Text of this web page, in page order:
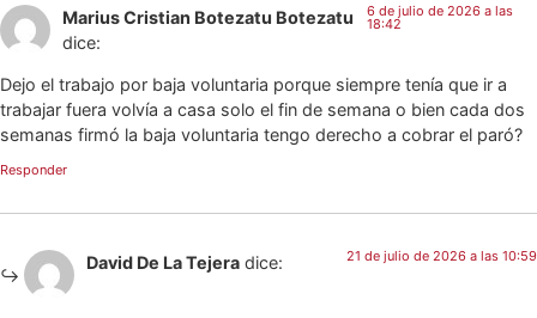
Marius Cristian Botezatu Botezatu
dice:
6 de julio de 2026 a las
18:42
Dejo el trabajo por baja voluntaria porque siempre tenía que ir a
trabajar fuera volvía a casa solo el fin de semana o bien cada dos
semanas firmó la baja voluntaria tengo derecho a cobrar el paró?
Responder
David De La Tejera dice: 21 de julio de 2026 a las 10:59